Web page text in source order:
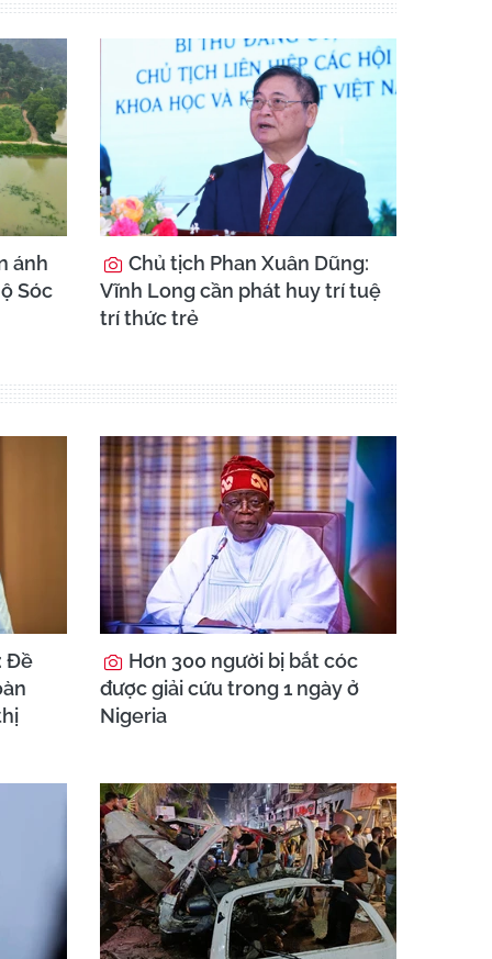
ánh
Sóc
Chủ tịch Phan Xuân Dũng:
Vĩnh Long cần phát huy trí tuệ
trí thức trẻ
Đề
Hơn 300 người bị bắt cóc
được giải cứu trong 1 ngày ở
Nigeria